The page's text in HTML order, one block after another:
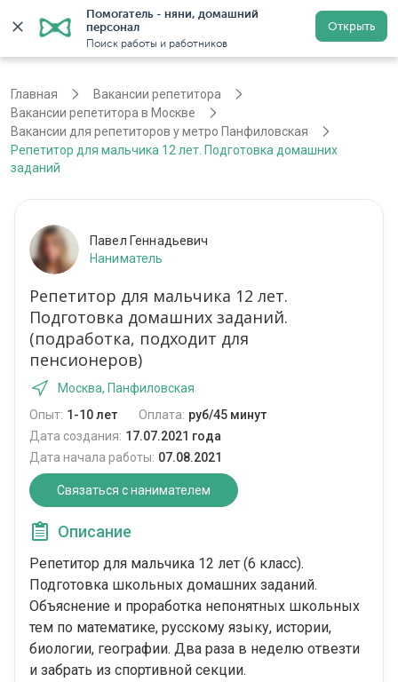
Помогатель - няни, домашний
персонал
Поиск работы и работников
Открыть
Регистрация
Главная
Вакансии репетитора
Вакансии репетитора в Москве
Вакансии для репетиторов у метро Панфиловская
Репетитор для мальчика 12 лет. Подготовка домашних
заданий
Павел Геннадьевич
Наниматель
Репетитор для мальчика 12 лет.
Подготовка домашних заданий.
(подработка, подходит для
пенсионеров)
Москва, Панфиловская
Опыт: 1-10 лет Оплата: руб/45 минут
Дата создания: 17.07.2021 года
Дата начала работы: 07.08.2021
Связаться с нанимателем
Описание
Репетитор для мальчика 12 лет (6 класс).
Подготовка школьных домашних заданий.
Объяснение и проработка непонятных школьных
тем по математике, русскому языку, истории,
биологии, географии. Два раза в неделю отвезти
и забрать из спортивной секции.